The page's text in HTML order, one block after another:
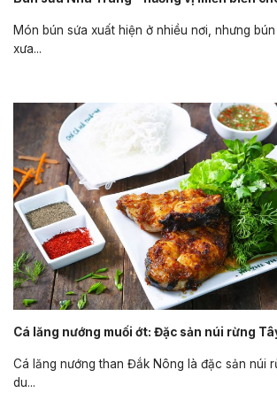
Món bún sứa xuất hiện ở nhiều nơi, nhưng
xưa...
Cá lăng nướng muối ớt: Đặc sản núi rừng
Cá lăng nướng than Đắk Nông là đặc sản núi
du...